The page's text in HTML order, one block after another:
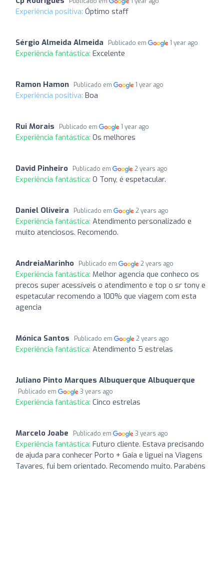
Experiência positiva: Óptimo staff
Sérgio Almeida Almeida Publicado em 1 year ago
Experiência fantástica: Excelente
Ramon Hamon Publicado em 1 year ago
Experiência positiva: Boa
Rui Morais Publicado em 1 year ago
Experiência fantástica: Os melhores
David Pinheiro Publicado em 2 years ago
Experiência fantástica: O Tony, é espetacular.
Daniel Oliveira Publicado em 2 years ago
Experiência fantástica: Atendimento personalizado e
muito atenciosos. Recomendo.
AndreiaMarinho Publicado em 2 years ago
Experiência fantástica: Melhor agencia que conheco os
precos super acessíveis o atendimento e top o sr tony e
espetacular recomendo a 100% que viagem com esta
agencia
Mónica Santos Publicado em 2 years ago
Experiência fantástica: Atendimento 5 estrelas
Juliano Pinto Marques Albuquerque Albuquerque
Publicado em 3 years ago
Experiência fantástica: Cinco estrelas
Marcelo Joabe Publicado em 3 years ago
Experiência fantástica: Futuro cliente. Estava precisando
de ajuda para conhecer Porto + Gaia e liguei na Viagens
Tavares, fui bem orientado. Recomendo muito. Parabéns